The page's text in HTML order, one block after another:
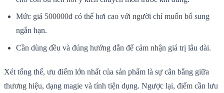
Mức giá 500000đ có thể hơi cao với người chỉ muốn bổ sung
ngắn hạn.
Cần dùng đều và đúng hướng dẫn để cảm nhận giá trị lâu dài.
Xét tổng thể, ưu điểm lớn nhất của sản phẩm là sự cân bằng giữa
thương hiệu, dạng magie và tính tiện dụng. Ngược lại, điểm cần lưu